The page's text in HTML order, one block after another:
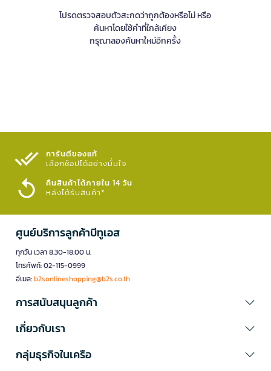
โปรดตรวจสอบตัวสะกดว่าถูกต้องหรือไม่ หรือ
ค้นหาโดยใช้คำที่ใกล้เคียง
กรุณาลองค้นหาใหม่อีกครั้ง
การันตีของแท้
เลือกช้อปได้อย่างมั่นใจ​
คืนสินค้าได้ภายใน 14 วัน
หลังได้รับสินค้า*
ศูนย์บริการลูกค้าบีทูเอส
ทุกวัน เวลา 8.30-18.00 น.
โทรศัพท์: 02-115-0999
อีเมล:b2sonlineshopping@b2s.co.th
การสนับสนุนลูกค้า
เกี่ยวกับเรา
กลุ่มธุรกิจในเครือ